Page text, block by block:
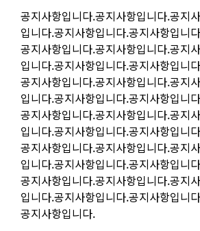
Content
공지사항입니다.공지사항입니다.공지
입니다.공지사항입니다.공지사항입니
공지사항입니다.공지사항입니다.공지
입니다.공지사항입니다.공지사항입니
공지사항입니다.공지사항입니다.공지
입니다.공지사항입니다.공지사항입니
공지사항입니다.공지사항입니다.공지
입니다.공지사항입니다.공지사항입니
공지사항입니다.공지사항입니다.공지
입니다.공지사항입니다.공지사항입니
공지사항입니다.공지사항입니다.공지
입니다.공지사항입니다.공지사항입니
공지사항입니다.